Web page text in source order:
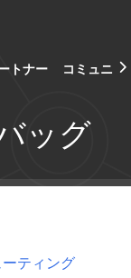
トナー コミュニテ
ッグ
ティング